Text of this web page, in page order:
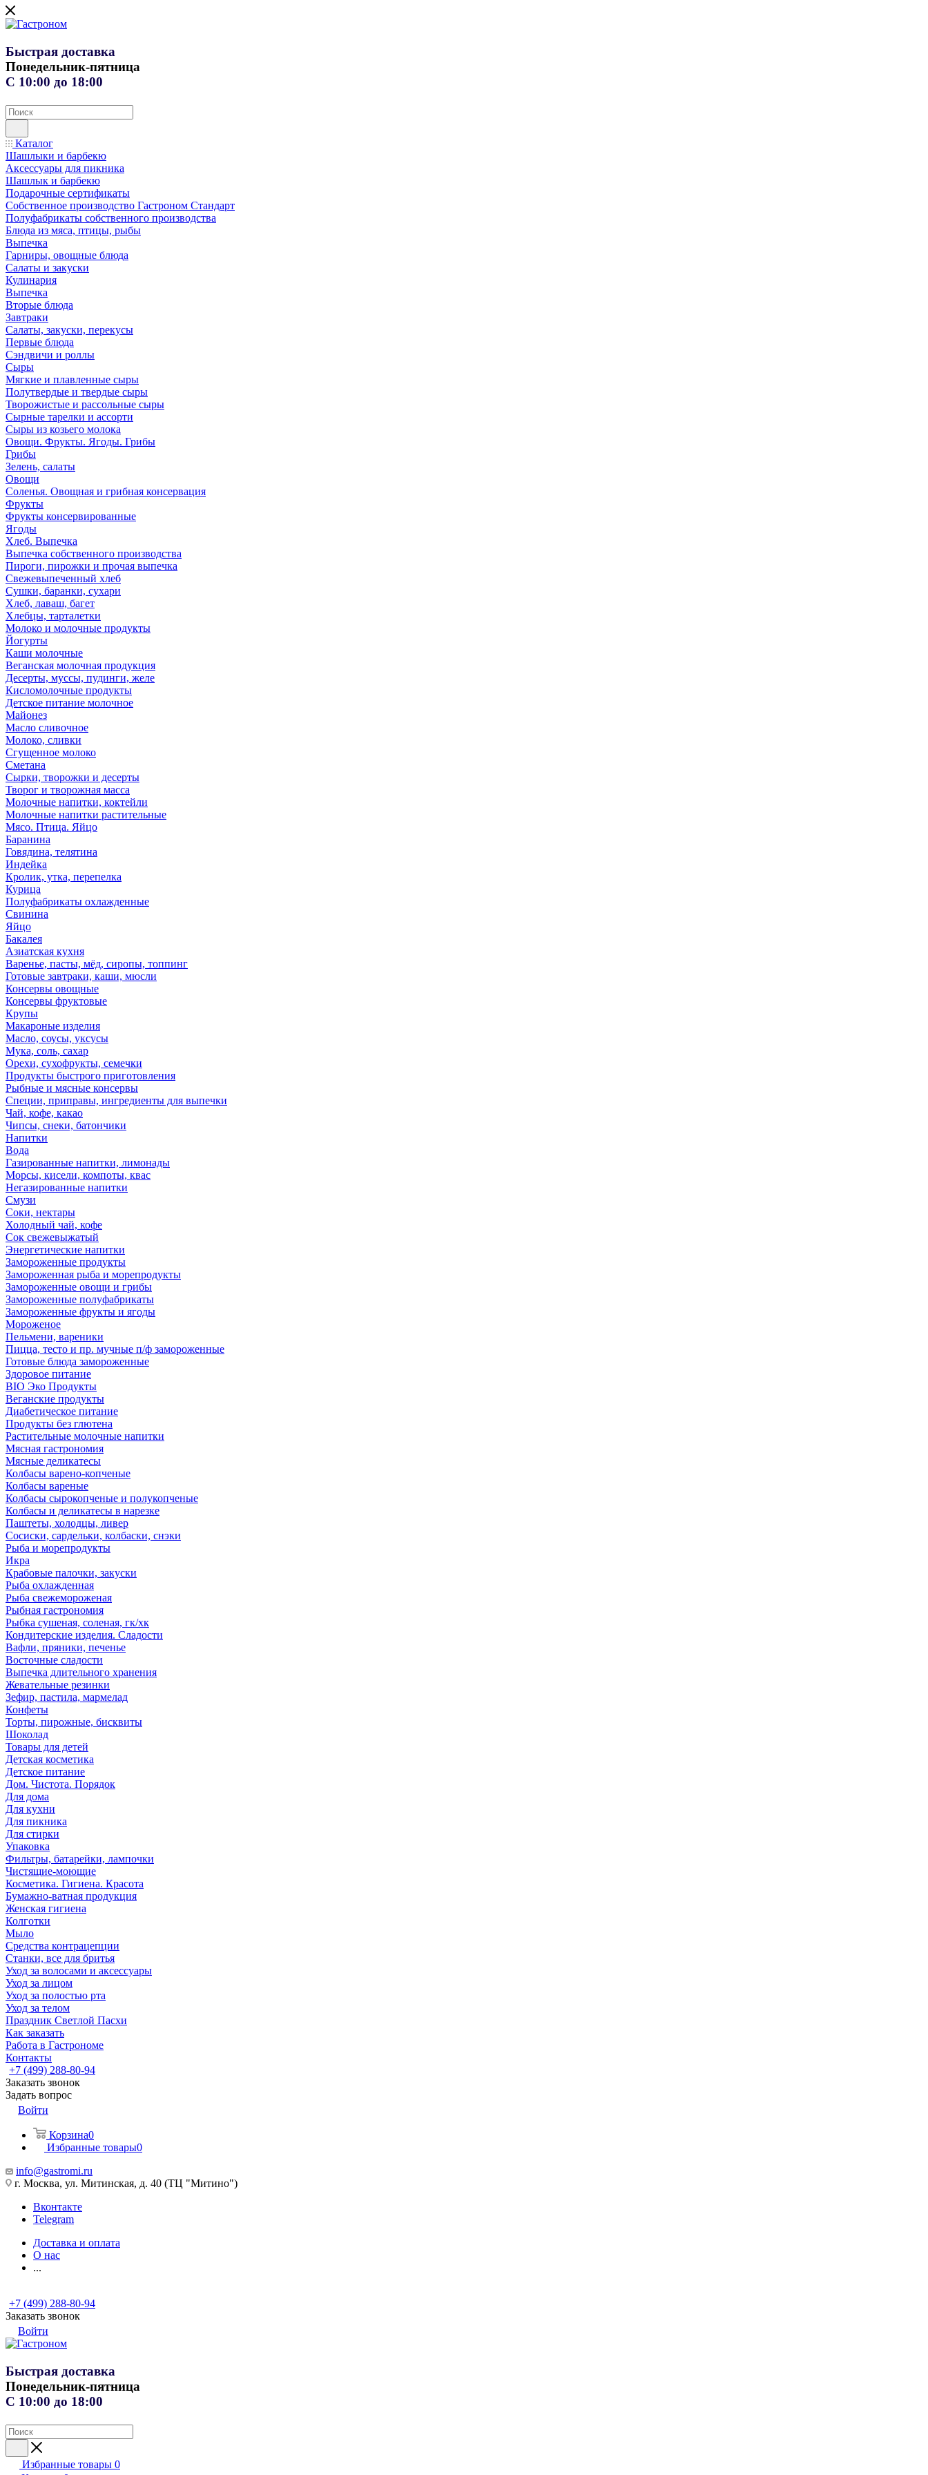
Быстрая доставка
Понедельник-пятница
С 10:00 до 18:00
Каталог
Шашлыки и барбекю
Аксессуары для пикника
Шашлык и барбекю
Подарочные сертификаты
Собственное производство Гастроном Стандарт
Полуфабрикаты собственного производства
Блюда из мяса, птицы, рыбы
Выпечка
Гарниры, овощные блюда
Салаты и закуски
Кулинария
Выпечка
Вторые блюда
Завтраки
Салаты, закуски, перекусы
Первые блюда
Сэндвичи и роллы
Сыры
Мягкие и плавленные сыры
Полутвердые и твердые сыры
Творожистые и рассольные сыры
Сырные тарелки и ассорти
Сыры из козьего молока
Овощи. Фрукты. Ягоды. Грибы
Грибы
Зелень, салаты
Овощи
Соленья. Овощная и грибная консервация
Фрукты
Фрукты консервированные
Ягоды
Хлеб. Выпечка
Выпечка собственного производства
Пироги, пирожки и прочая выпечка
Свежевыпеченный хлеб
Сушки, баранки, сухари
Хлеб, лаваш, багет
Хлебцы, тарталетки
Молоко и молочные продукты
Йогурты
Каши молочные
Веганская молочная продукция
Десерты, муссы, пудинги, желе
Кисломолочные продукты
Детское питание молочное
Майонез
Масло сливочное
Молоко, сливки
Сгущенное молоко
Сметана
Сырки, творожки и десерты
Творог и творожная масса
Молочные напитки, коктейли
Молочные напитки растительные
Мясо. Птица. Яйцо
Баранина
Говядина, телятина
Индейка
Кролик, утка, перепелка
Курица
Полуфабрикаты охлажденные
Свинина
Яйцо
Бакалея
Азиатская кухня
Варенье, пасты, мёд, сиропы, топпинг
Готовые завтраки, каши, мюсли
Консервы овощные
Консервы фруктовые
Крупы
Макароные изделия
Масло, соусы, уксусы
Мука, соль, сахар
Орехи, сухофрукты, семечки
Продукты быстрого приготовления
Рыбные и мясные консервы
Специи, приправы, ингредиенты для выпечки
Чай, кофе, какао
Чипсы, снеки, батончики
Напитки
Вода
Газированные напитки, лимонады
Морсы, кисели, компоты, квас
Негазированные напитки
Смузи
Соки, нектары
Холодный чай, кофе
Сок свежевыжатый
Энергетические напитки
Замороженные продукты
Замороженная рыба и морепродукты
Замороженные овощи и грибы
Замороженные полуфабрикаты
Замороженные фрукты и ягоды
Мороженое
Пельмени, вареники
Пицца, тесто и пр. мучные п/ф замороженные
Готовые блюда замороженные
Здоровое питание
BIO Эко Продукты
Веганские продукты
Диабетическое питание
Продукты без глютена
Растительные молочные напитки
Мясная гастрономия
Мясные деликатесы
Колбасы варено-копченые
Колбасы вареные
Колбасы сырокопченые и полукопченые
Колбасы и деликатесы в нарезке
Паштеты, холодцы, ливер
Сосиски, сардельки, колбаски, снэки
Рыба и морепродукты
Икра
Крабовые палочки, закуски
Рыба охлажденная
Рыба свежемороженая
Рыбная гастрономия
Рыбка сушеная, соленая, гк/хк
Кондитерские изделия. Сладости
Вафли, пряники, печенье
Восточные сладости
Выпечка длительного хранения
Жевательные резинки
Зефир, пастила, мармелад
Конфеты
Торты, пирожные, бисквиты
Шоколад
Товары для детей
Детская косметика
Детское питание
Дом. Чистота. Порядок
Для дома
Для кухни
Для пикника
Для стирки
Упаковка
Фильтры, батарейки, лампочки
Чистящие-моющие
Косметика. Гигиена. Красота
Бумажно-ватная продукция
Женская гигиена
Колготки
Мыло
Средства контрацепции
Станки, все для бритья
Уход за волосами и аксессуары
Уход за лицом
Уход за полостью рта
Уход за телом
Праздник Светлой Пасхи
Как заказать
Работа в Гастрономе
Контакты
+7 (499) 288-80-94
Заказать звонок
Задать вопрос
Войти
Корзина0
Избранные товары0
info@gastromi.ru
г. Москва, ул. Митинская, д. 40 (ТЦ "Митино")
Вконтакте
Telegram
Доставка и оплата
О нас
...
+7 (499) 288-80-94
Заказать звонок
Войти
Быстрая доставка
Понедельник-пятница
С 10:00 до 18:00
Избранные товары 0